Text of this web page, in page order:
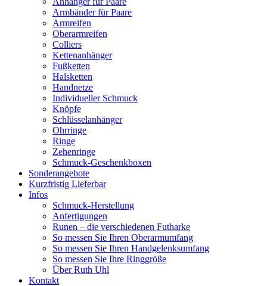
Armbänder für Paare
Armreifen
Oberarmreifen
Colliers
Kettenanhänger
Fußketten
Halsketten
Handnetze
Individueller Schmuck
Knöpfe
Schlüsselanhänger
Ohrringe
Ringe
Zehenringe
Schmuck-Geschenkboxen
Sonderangebote
Kurzfristig Lieferbar
Infos
Schmuck-Herstellung
Anfertigungen
Runen – die verschiedenen Futharke
So messen Sie Ihren Oberarmumfang
So messen Sie Ihren Handgelenksumfang
So messen Sie Ihre Ringgröße
Über Ruth Uhl
Kontakt